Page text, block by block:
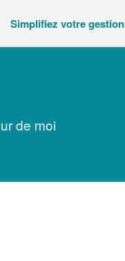
Simplifiez votre gestion
de moi